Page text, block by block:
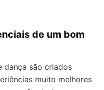
de um bom
dança são criados
muito melhores